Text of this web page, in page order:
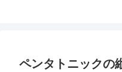
ペンタトニックの